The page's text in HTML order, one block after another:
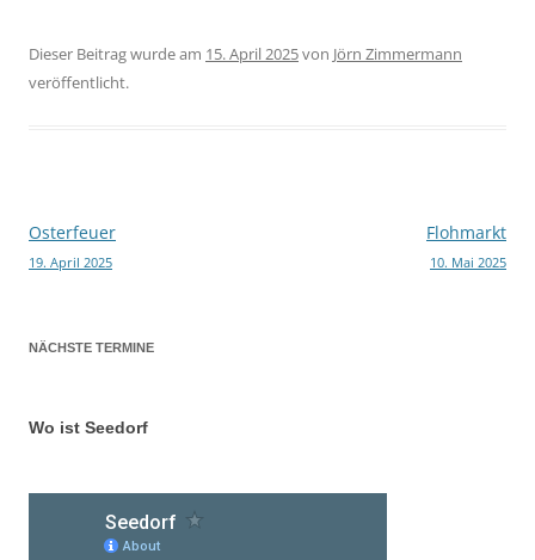
Dieser Beitrag wurde am 15. April 2025von Jörn Zimmermann
veröffentlicht.
Beitragsnavigation
Osterfeuer
19. April 2025
Flohmarkt
10. Mai 2025
NÄCHSTE TERMINE
Wo ist Seedorf